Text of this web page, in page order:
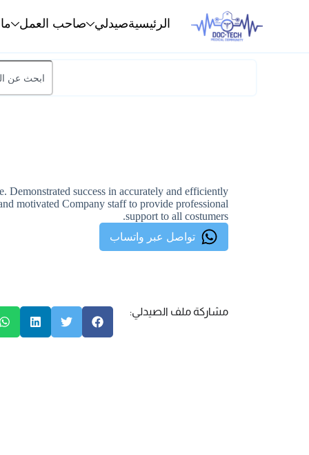
الرئيسيةصيدلي صاحب العمل
Demonstrated success in accurately and efficiently
motivated Company staff to provide professional
support to all costumers.
تواصل عبر واتساب
مشاركة ملف الصيدلي: